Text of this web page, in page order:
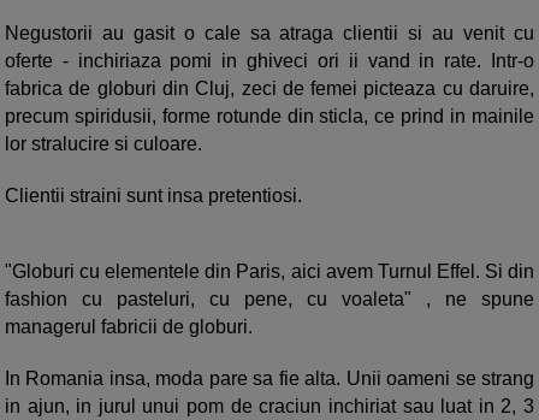
Negustorii au gasit o cale sa atraga clientii si au venit cu
oferte - inchiriaza pomi in ghiveci ori ii vand in rate. Intr-o
fabrica de globuri din Cluj, zeci de femei picteaza cu daruire,
precum spiridusii, forme rotunde din sticla, ce prind in mainile
lor stralucire si culoare.
Clientii straini sunt insa pretentiosi.
"Globuri cu elementele din Paris, aici avem Turnul Effel. Si din
fashion cu pasteluri, cu pene, cu voaleta" , ne spune
managerul fabricii de globuri.
In Romania insa, moda pare sa fie alta. Unii oameni se strang
in ajun, in jurul unui pom de craciun inchiriat sau luat in 2, 3